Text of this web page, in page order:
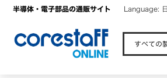
半導体・電子部品の通販サイト Language: